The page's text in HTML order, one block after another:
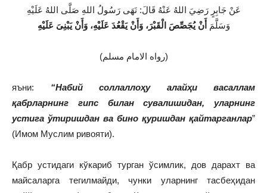
عَنْ جَابِرٍ رَضِيَ اللهُ عَنْهُ قَالَ: نَهَى رَسُولُ اللهِ صَلَّى اللهُ عَلَيْهِ
وَسَلَّمَ أَنْ يُجَصِّصَ الْقَبْرَ، وَأَنْ يَقْعُدَ عَلَيْهِ، وَأَنْ يَبْنِىَ عَلَيْهِ
(رواه الامام مسلم)
яъни: “Набий соллаллоҳу алайҳи васаллам
қабрларнинг гипс билан сувалишидан, уларнинг
устига ўтиришдан ва бино қуришдан қайтарганлар”
(Имом Муслим ривояти).
Қабр устидаги кўкариб турган ўсимлик, дов дарахт ва
майсаларга тегилмайди, чунки уларнинг тасбеҳидан